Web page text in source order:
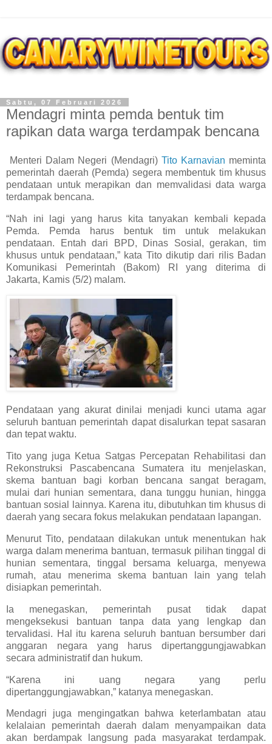
Sabtu, 07 Februari 2026
Mendagri minta pemda bentuk tim
rapikan data warga terdampak bencana
Menteri Dalam Negeri (Mendagri) Tito Karnavian meminta
pemerintah daerah (Pemda) segera membentuk tim khusus
pendataan untuk merapikan dan memvalidasi data warga
terdampak bencana.
“Nah ini lagi yang harus kita tanyakan kembali kepada
Pemda. Pemda harus bentuk tim untuk melakukan
pendataan. Entah dari BPD, Dinas Sosial, gerakan, tim
khusus untuk pendataan,” kata Tito dikutip dari rilis Badan
Komunikasi Pemerintah (Bakom) RI yang diterima di
Jakarta, Kamis (5/2) malam.
Pendataan yang akurat dinilai menjadi kunci utama agar
seluruh bantuan pemerintah dapat disalurkan tepat sasaran
dan tepat waktu.
Tito yang juga Ketua Satgas Percepatan Rehabilitasi dan
Rekonstruksi Pascabencana Sumatera itu menjelaskan,
skema bantuan bagi korban bencana sangat beragam,
mulai dari hunian sementara, dana tunggu hunian, hingga
bantuan sosial lainnya. Karena itu, dibutuhkan tim khusus di
daerah yang secara fokus melakukan pendataan lapangan.
Menurut Tito, pendataan dilakukan untuk menentukan hak
warga dalam menerima bantuan, termasuk pilihan tinggal di
hunian sementara, tinggal bersama keluarga, menyewa
rumah, atau menerima skema bantuan lain yang telah
disiapkan pemerintah.
Ia menegaskan, pemerintah pusat tidak dapat
mengeksekusi bantuan tanpa data yang lengkap dan
tervalidasi. Hal itu karena seluruh bantuan bersumber dari
anggaran negara yang harus dipertanggungjawabkan
secara administratif dan hukum.
“Karena ini uang negara yang perlu
dipertanggungjawabkan,” katanya menegaskan.
Mendagri juga mengingatkan bahwa keterlambatan atau
kelalaian pemerintah daerah dalam menyampaikan data
akan berdampak langsung pada masyarakat terdampak.